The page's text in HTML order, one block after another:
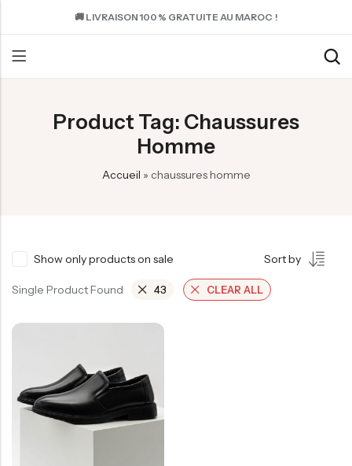
🚚 LIVRAISON 100 % GRATUITE AU MAROC !
Product Tag: Chaussures
Homme
Accueil » chaussures homme
Show only products on sale Sort by
Single Product Found 43 CLEAR ALL